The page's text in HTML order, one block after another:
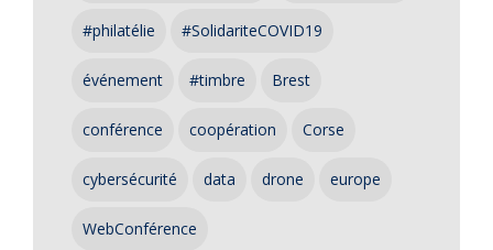
#philatélie #SolidariteCOVID19
événement #timbre Brest
conférence coopération Corse
cybersécurité data drone europe
WebConférence